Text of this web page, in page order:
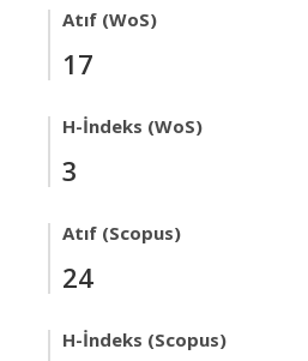
Atıf (WoS)
17
H-İndeks (WoS)
3
Atıf (Scopus)
24
H-İndeks (Scopus)